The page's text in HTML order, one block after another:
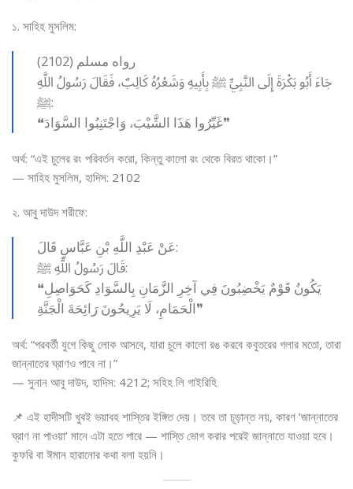
১. সাহিহ মুসলিম:
رواه مسلم (2102)
جَاءَ أَبُو بَكْرَةَ إِلَى النَّبِيِّ ﷺ بِأَبِيهِ وَشَعْرُهُ كَالِبٌ، فَقَالَ رَسُولُ اللَّهِ
ﷺ:
❝غَيِّرُوا هَذَا الشَّيْبَ، وَاجْتَنِبُوا السَّوَادَ❞
অর্থ: “এই চুলের রং পরিবর্তন করো, কিন্তু কালো রং থেকে বিরত থাকো।”
— সাহিহ মুসলিম, হাদিস: 2102
২. আবু দাউদ শরীফে:
عَنْ عَبْدِ اللَّهِ بْنِ عَبَّاسٍ قَالَ:
قَالَ رَسُولُ اللَّهِ ﷺ:
❝يَكُونُ قَوْمٌ يَخْضِبُونَ فِي آخِرِ الزَّمَانِ بِالسَّوَادِ كَحَوَاصِلِ
الْحَمَامِ، لَا يَرِيحُونَ رَائِحَةَ الْجَنَّةِ❞
অর্থ: “পরবর্তী যুগে কিছু লোক আসবে, যারা চুলে কালো রঙ করবে কবুতরের গলার মতো, তারা
জান্নাতের ঘ্রাণও পাবে না।”
— সুনান আবু দাউদ, হাদিস: 4212; সহিহ লি গাইরিহি
📌 এই হাদীসটি খুবই ভয়াবহ শাস্তির ইঙ্গিত দেয়। তবে তা চূড়ান্ত নয়, কারণ ‘জান্নাতের
ঘ্রাণ না পাওয়া’ মানে এটা হতে পারে — শাস্তি ভোগ করার পরেই জান্নাতে যাওয়া হবে।
কুফরি বা ঈমান হারানোর কথা বলা হয়নি।